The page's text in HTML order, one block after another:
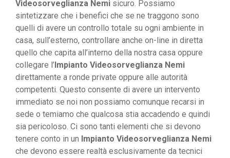
Videosorveglianza Nemi sicuro. Possiamo
sintetizzare che i benefici che se ne traggono sono
quelli di avere un controllo totale su ogni ambiente in
casa, sull’esterno, controllare anche on-line in diretta
quello che capita all’interno della nostra casa oppure
collegare l’Impianto Videosorveglianza Nemi
direttamente a ronde private oppure alle autorità
competenti. Questo consente di avere un intervento
immediato se noi non possiamo comunque recarsi in
sede o temiamo che qualcosa stia accadendo e quindi
sia pericoloso. Ci sono tanti elementi che si devono
tenere conto in un Impianto Videosorveglianza Nemi
che devono essere realtà esclusivamente da tecnici